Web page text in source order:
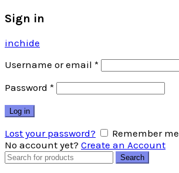
Sign in
inchide
Username or email *
Password *
Log in
Lost your password?
Remember me
No account yet? Create an Account
Search
Search